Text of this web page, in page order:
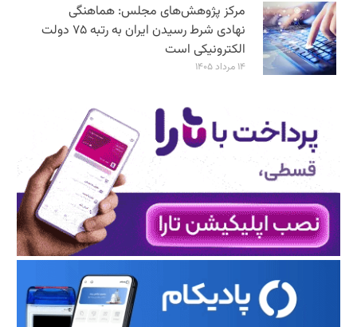
مرکز پژوهش‌های مجلس: هماهنگی
نهادی شرط رسیدن ایران به رتبه ۷۵ دولت
الکترونیکی است
۱۴ مرداد ۱۴۰۵